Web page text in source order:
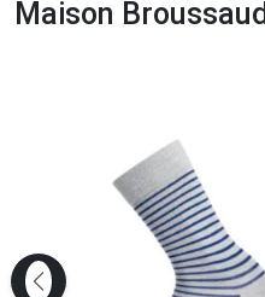
Maison Broussaud